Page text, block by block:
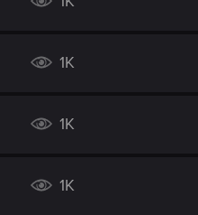
1K
1K
1K